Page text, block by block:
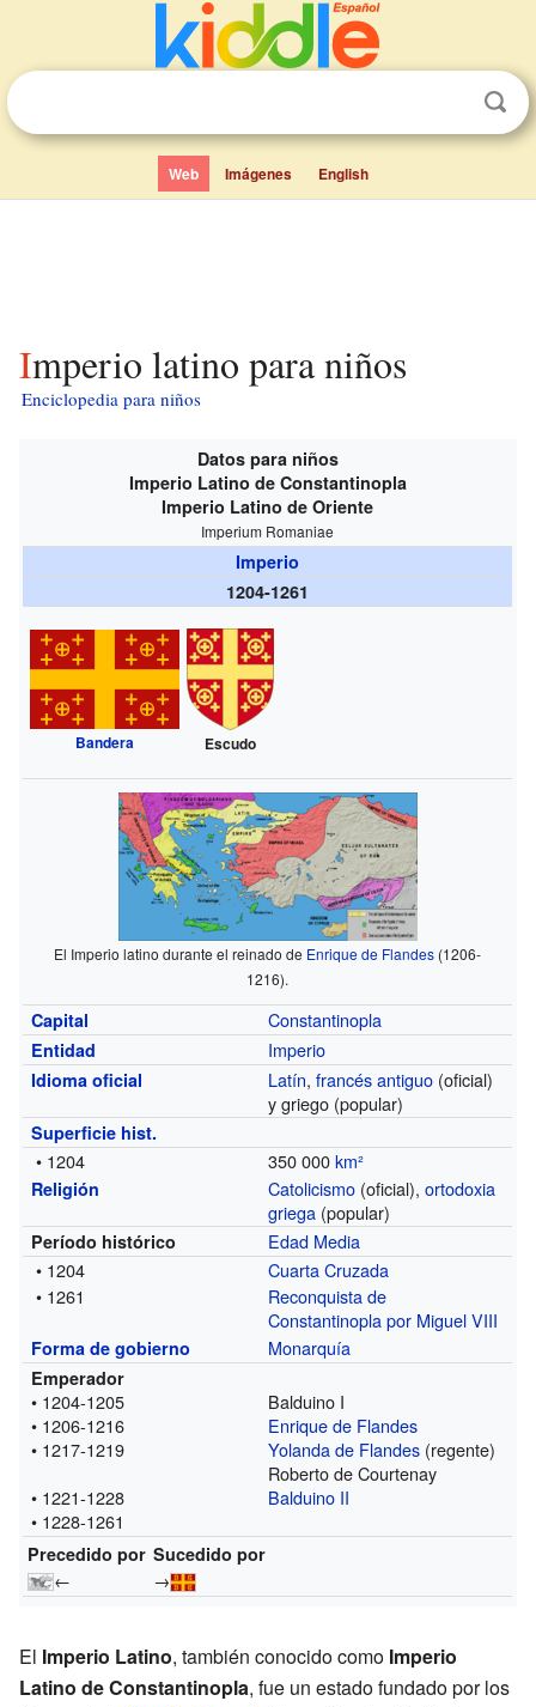
Web Imágenes English
Imperio latino para niños
Enciclopedia para niños
Datos para niños
Imperio Latino de Constantinopla
Imperio Latino de Oriente
Imperium Romaniae
Imperio
1204-1261
Bandera Escudo
El Imperio latino durante el reinado de Enrique de Flandes (1206-
1216).
Capital Constantinopla
Entidad Imperio
Idioma oficial Latín,francés antiguo (oficial)
y griego (popular)
Superficie hist.
• 1204 350 000km²
Religión Catolicismo (oficial),ortodoxia
griega (popular)
Período histórico
Edad Media
• 1204
Cuarta Cruzada
• 1261
Reconquista de
Constantinopla por Miguel VIII
Forma de gobierno Monarquía
Emperador
• 1204-1205
• 1206-1216
• 1217-1219
• 1221-1228
• 1228-1261
Balduino I
Enrique de Flandes
Yolanda de Flandes (regente)
Roberto de Courtenay
Balduino II
Precedido por Sucedido por
← →
El Imperio Latino, también conocido como Imperio
Latino de Constantinopla, fue un estado fundado por los